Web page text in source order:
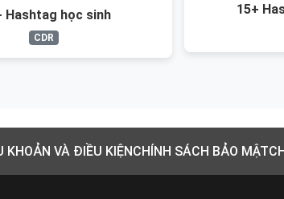
Hashtag học sinh
CDR
15+
KHOẢN VÀ ĐIỀU KIỆNCHÍNH SÁCH BẢO MẬT